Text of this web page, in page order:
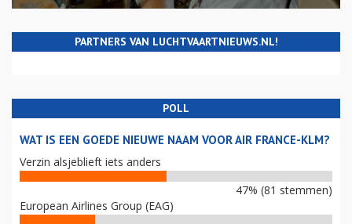
PARTNERS VAN LUCHTVAARTNIEUWS.NL!
POLL
WAT IS EEN GOEDE NIEUWE NAAM VOOR AIR FRANCE-KLM?
Verzin alsjeblieft iets anders
47% (81 stemmen)
European Airlines Group (EAG)